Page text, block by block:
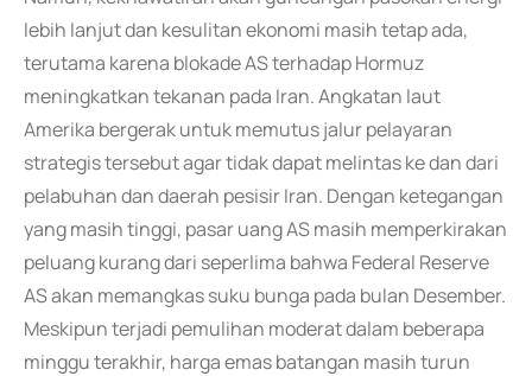
lebih lanjut dan kesulitan ekonomi masih tetap ada,
terutama karena blokade AS terhadap Hormuz
meningkatkan tekanan pada Iran. Angkatan laut
Amerika bergerak untuk memutus jalur pelayaran
strategis tersebut agar tidak dapat melintas ke dan dari
pelabuhan dan daerah pesisir Iran. Dengan ketegangan
yang masih tinggi, pasar uang AS masih memperkirakan
peluang kurang dari seperlima bahwa Federal Reserve
AS akan memangkas suku bunga pada bulan Desember.
Meskipun terjadi pemulihan moderat dalam beberapa
minggu terakhir, harga emas batangan masih turun